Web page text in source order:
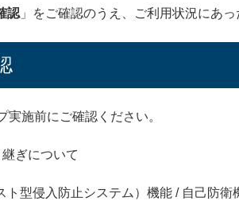
認 」をご確認のうえ、ご利用状況にあっ
実施前にご確認ください。
ぎについて
ト型侵入防止システム）機能 / 自己防衛